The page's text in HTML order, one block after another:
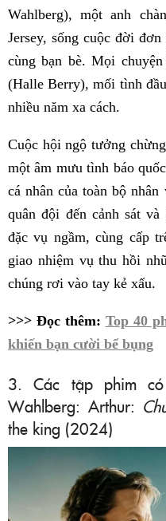
Wahlberg), một anh
Jersey, sống cuộc đời
cùng bạn bè. Mọi
(Halle Berry), mối tình
nhiều năm xa cách.
Cuộc hội ngộ tưởng
một âm mưu tình báo
cá nhân của toàn bộ
quân đội đến cảnh sát
đặc vụ ngầm, cùng cấp
giao nhiệm vụ thu hồi
chúng rơi vào tay kẻ xấu.
>>> Đọc thêm: Top 40
khiến bạn cười bể bụng
3. Các tập phim
Wahlberg: Arthur:
the king (2024)